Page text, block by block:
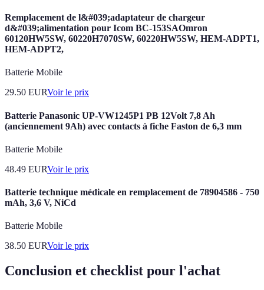
Remplacement de l&#039;adaptateur de chargeur
d&#039;alimentation pour Icom BC-153SAOmron
60120HW5SW, 60220H7070SW, 60220HW5SW, HEM-ADPT1,
HEM-ADPT2,
Batterie Mobile
29.50 EURVoir le prix
Batterie Panasonic UP-VW1245P1 PB 12Volt 7,8 Ah
(anciennement 9Ah) avec contacts à fiche Faston de 6,3 mm
Batterie Mobile
48.49 EURVoir le prix
Batterie technique médicale en remplacement de 78904586 - 750
mAh, 3,6 V, NiCd
Batterie Mobile
38.50 EURVoir le prix
Conclusion et checklist pour l'achat